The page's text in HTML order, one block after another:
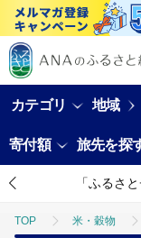
カテゴリ 地域
寄付額 旅先を探
「ふるさ
TOP 米・穀物